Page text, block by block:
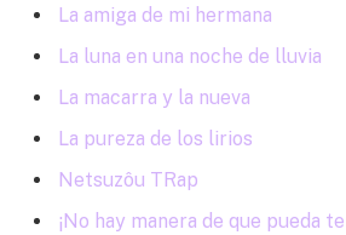
La amiga de mi hermana
La luna en una noche de lluvia
La macarra y la nueva
La pureza de los lirios
Netsuzôu TRap
¡No hay manera de que pueda